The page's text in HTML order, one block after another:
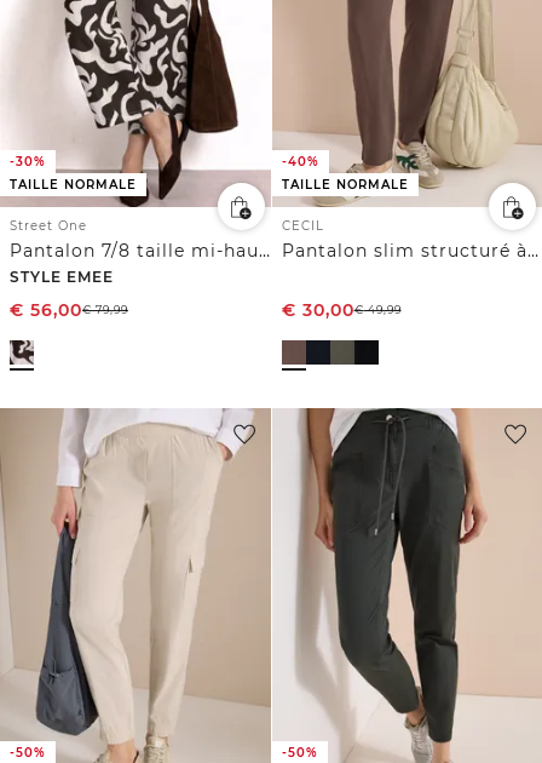
-30%
TAILLE NORMALE
Street One
Pantalon 7/8 taille mi-haute wide leg imprimé
STYLE EMEE
€ 56,00€79,99
-40%
TAILLE NORMALE
CECIL
Pantalon slim structuré à coupe décontractée
€ 30,00€49,99
-50% -50%